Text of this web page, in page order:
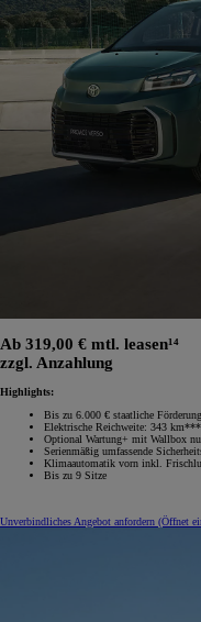
Ab 319,00 € mtl. leasen¹⁴
zzgl. Anzahlung
Highlights:
Bis zu 6.000 € staatliche
Elektrische Reichweite: 343
Optional Wartung+ mit Wallbox
Serienmäßig umfassende
Klimaautomatik vorn inkl.
Bis zu 9 Sitze
Unverbindliches Angebot anfordern (Öffnet